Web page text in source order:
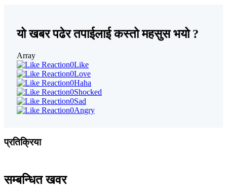
यो खबर पढेर तपाईलाई कस्तो महसुस भयो ?
Array
0Like
0Love
0Haha
0Shocked
0Sad
0Angry
प्रतिक्रिया
सम्बन्धित खवर